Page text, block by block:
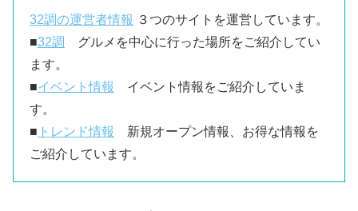
32調の運営者情報 ３つのサイトを運営しています。
■32調
グルメを中心に行った場所をご紹介してい
ます。
■イベント情報
イベント情報をご紹介していま
す。
■ トレンド情報
新規オープン情報、お得な情報を
ご紹介しています。